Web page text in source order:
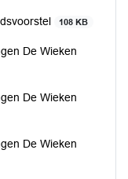
108 KB
De Wieken
De Wieken
De Wieken